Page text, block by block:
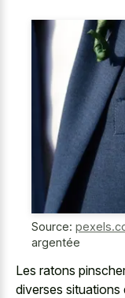
Source:
argentée
Les ratons
diverses situations